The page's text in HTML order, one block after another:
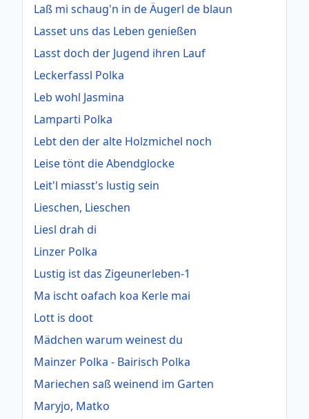
Laß mi schaug'n in de Äugerl de blaun
Lasset uns das Leben genießen
Lasst doch der Jugend ihren Lauf
Leckerfassl Polka
Leb wohl Jasmina
Lamparti Polka
Lebt den der alte Holzmichel noch
Leise tönt die Abendglocke
Leit'l miasst's lustig sein
Lieschen, Lieschen
Liesl drah di
Linzer Polka
Lustig ist das Zigeunerleben-1
Ma ischt oafach koa Kerle mai
Lott is doot
Mädchen warum weinest du
Mainzer Polka - Bairisch Polka
Mariechen saß weinend im Garten
Maryjo, Matko